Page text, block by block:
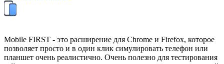
Mobile FIRST - это расширение для Chrome и Firefox, которое
позволяет просто и в один клик симулировать телефон или
планшет очень реалистично. Очень полезно для тестирования